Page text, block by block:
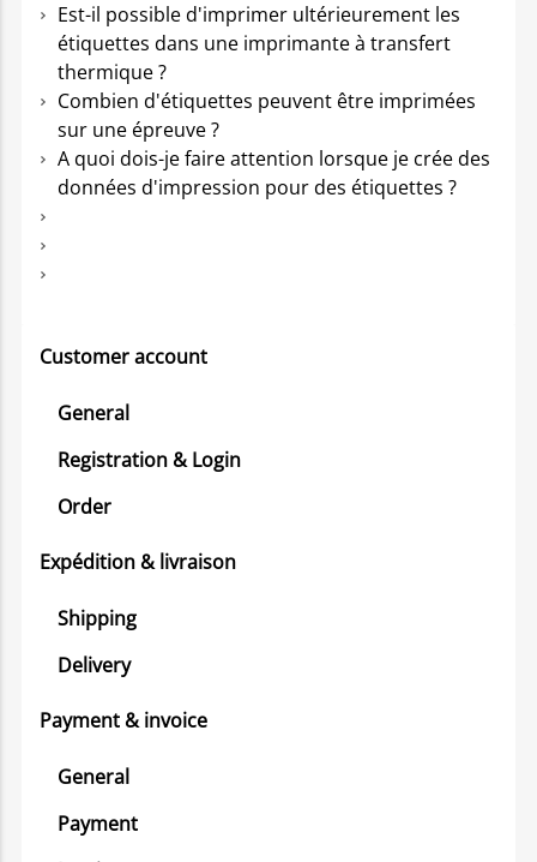
Customer account
General
Registration & Login
Order
Expédition & livraison
Shipping
Delivery
Payment & invoice
General
Payment
Est-il possible d'imprimer ultérieurement les
étiquettes dans une imprimante à transfert
thermique ?
Combien d'étiquettes peuvent être imprimées
sur une épreuve ?
A quoi dois-je faire attention lorsque je crée des
données d'impression pour des étiquettes ?